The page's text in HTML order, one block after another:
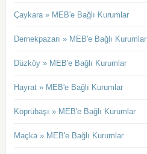
Çaykara » MEB'e Bağlı Kurumlar
Dernekpazarı » MEB'e Bağlı Kurumlar
Düzköy » MEB'e Bağlı Kurumlar
Hayrat » MEB'e Bağlı Kurumlar
Köprübaşı » MEB'e Bağlı Kurumlar
Maçka » MEB'e Bağlı Kurumlar